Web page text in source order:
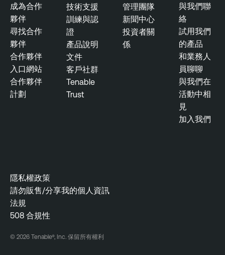
成為合作
夥伴
尋找合作
夥伴
合作夥伴
入口網站
合作夥伴
計劃
技術支援
訓練與認
證
產品說明
文件
客戶社群
Tenable
Trust
管理團隊
新聞中心
投資者關
係
與我們聯
絡
試用我們
的產品
和業務人
員聊聊
與我們在
活動中相
見
加入我們
隱私權政策
請勿販售/分享我的個人資訊
法規
508 合規性
© 2026 Tenable®, Inc. 保留所有權利